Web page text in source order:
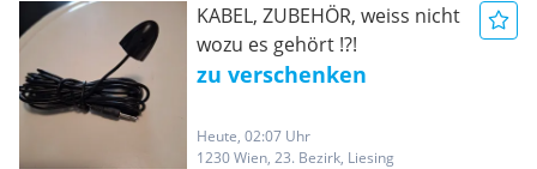
KABEL, ZUBEHÖR, weiss nicht
wozu es gehört !?!
zu verschenken
Heute, 02:07 Uhr
1230 Wien, 23. Bezirk, Liesing